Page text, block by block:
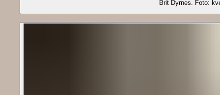
Brit Dyrnes. Foto: